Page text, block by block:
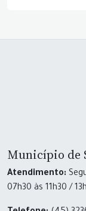
Município de
Atendimento:
07h30 às 11h30 /